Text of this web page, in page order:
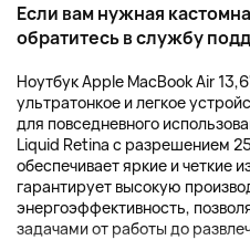
Если вам нужная
обратитесьв службу
Ноутбук Apple MacBook Air
ультратонкое и легкое
для повседневного
Liquid Retina с разрешением
обеспечивает яркие и четкие
гарантирует высокую
энергоэффективность,
задачами от работы до